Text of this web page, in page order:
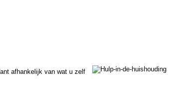
afhankelijk van wat u zelf